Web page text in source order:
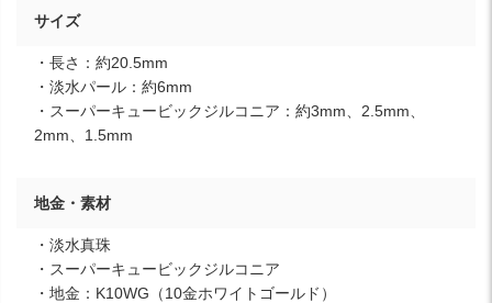
サイズ
・長さ：約20.5mm
・淡水パール：約6mm
・スーパーキュービックジルコニア：約3mm、2.5mm、
2mm、1.5mm
地金・素材
・淡水真珠
・スーパーキュービックジルコニア
・地金：K10WG（10金ホワイトゴールド）